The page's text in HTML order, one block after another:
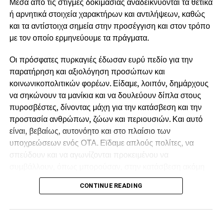
αντιπυρικής προστασίας, δημιουργώντας άπλετο χώρο
ώστε να κάνουν «πάρτι» εργολάβοι και εταιρείες.
Διεκδικούμε άμεση στελέχωση όλων των Δασαρχείων,
Προστασίας και ολοκληρωμένα έργα πρόληψης, ώστε
να σταματήσουμε να είμαστε κάθε καλοκαίρι αντιμέτωποι
με τους ίδιους κινδύνους και τις καταστροφές.
Μέσα από τις στιγμές δοκιμασίας αναδεικνύονται τα θετικά
ή αρνητικά στοιχεία χαρακτήρων και αντιλήψεων, καθώς
και τα αντίστοιχα σημεία στην προσέγγιση και στον τρόπο
με τον οποίο ερμηνεύουμε τα πράγματα.
Οι πρόσφατες πυρκαγιές έδωσαν ευρύ πεδίο για την
παρατήρηση και αξιολόγηση προσώπων και
κοινωνικοπολιτικών φορέων. Είδαμε, λοιπόν, δημάρχους
να σηκώνουν τα μανίκια και να δουλεύουν δίπλα στους
πυροσβέστες, δίνοντας μάχη για την κατάσβεση και την
προστασία ανθρώπων, ζώων και περιουσιών. Και αυτό
είναι, βεβαίως, αυτονόητο και στο πλαίσιο των
υποχρεώσεων ενός ΟΤΑ. Εϊδαμε απλούς πολίτες, να
σπεύδουν και να αγωνίζονται προκειμένου να
και αν δεν είχαν οι ίδιοι κάποιο κίνδυνο για την περιουσία
τους απλώς, γιατί συντρέχουν εθελοντικά τον
CONTINUE READING